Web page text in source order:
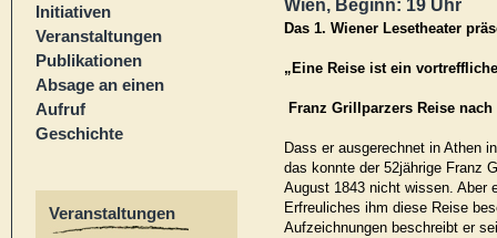
Initiativen
Veranstaltungen
Publikationen
Absage an einen
Aufruf
Geschichte
Veranstaltungen
Wien, Beginn: 19 Uhr
Das 1. Wiener Lesetheater
„Eine Reise ist ein
Franz Grillparzers Reise
Dass er ausgerechnet in Athen
das konnte der 52jährige Franz
August 1843 nicht wissen. Aber
Erfreuliches ihm diese Reise
Aufzeichnungen beschreibt er